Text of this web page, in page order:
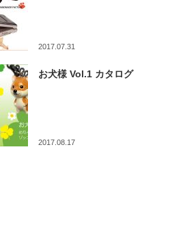
2017.07.31
お犬様 Vol.1 カタログ
2017.08.17